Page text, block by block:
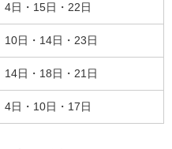
4日・15日・22日
10日・14日・23日
14日・18日・21日
4日・10日・17日